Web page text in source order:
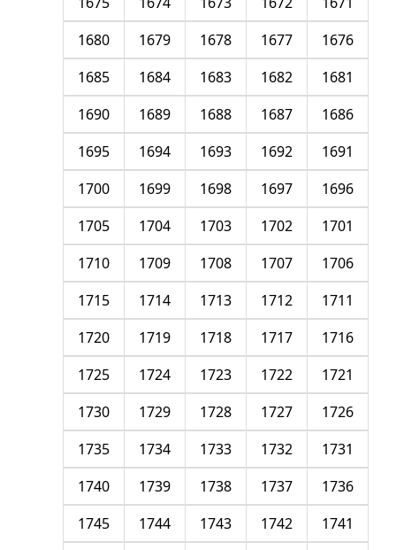
1676
1677
1678
1679
1680
1681
1682
1683
1684
1685
1686
1687
1688
1689
1690
1691
1692
1693
1694
1695
1696
1697
1698
1699
1700
1701
1702
1703
1704
1705
1706
1707
1708
1709
1710
1711
1712
1713
1714
1715
1716
1717
1718
1719
1720
1721
1722
1723
1724
1725
1726
1727
1728
1729
1730
1731
1732
1733
1734
1735
1736
1737
1738
1739
1740
1741
1742
1743
1744
1745